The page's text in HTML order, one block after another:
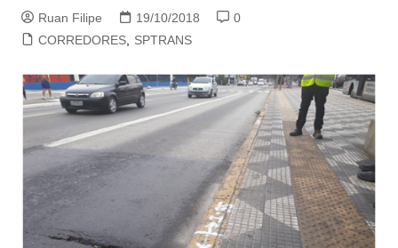
Ruan Filipe 19/10/2018
0
CORREDORES, SPTRANS